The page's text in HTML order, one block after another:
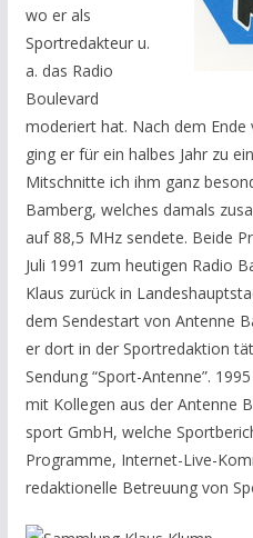
wo er als
Sportredakteur u.
a. das Radio
Boulevard
moderiert hat. Nach dem Ende
ging er für ein halbes Jahr zu
Mitschnitte ich ihm ganz
Bamberg, welches damals
auf 88,5 MHz sendete. Beide
Juli 1991 zum heutigen Radio
Klaus zurück in
dem Sendestart von Antenne
er dort in der Sportredaktion
Sendung “Sport-Antenne”.
mit Kollegen aus der Antenne
sport GmbH, welche
Programme, Internet-Live-
redaktionelle Betreuung von